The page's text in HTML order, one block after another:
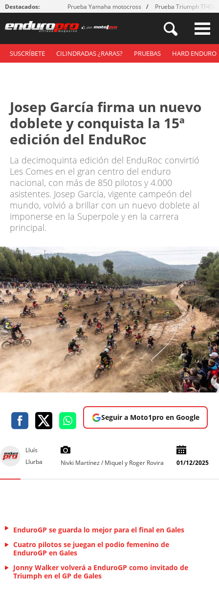
Destacados: Prueba Yamaha motocross Prueba Triumph
SUSCRÍBETE CILINDRADAS ¿RARAS? PRUEBAS HARD ENDURO
Josep García firma un nuevo
doblete y conquista la 15ª
edición del EnduRoc
La decimoquinta edición del EnduRoc convirtió
Les Comes en el gran centro del enduro
nacional, con más de 850 pilotos y 4.000
asistentes. Josep Garcia, vigente campeón del
mundo, volvió a brillar con un nuevo doblete al
imponerse en la Superpole y en la carrera
principal.
Seguir a Moto1pro en Google
Lluís
Llurba
Nivki Martínez / Miquel y Roger Rovira 01/12/2025
EnduroGP se guarda lo mejor para el final en Gales
Cuatro pilotos se juegan el podio femenino de
EnduroGP en Gales
Jonny Walker volverá a EnduroGP como invitado de
Triumph en el GP de Gales